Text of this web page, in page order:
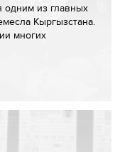
одним из главных
Кыргызстана.
многих